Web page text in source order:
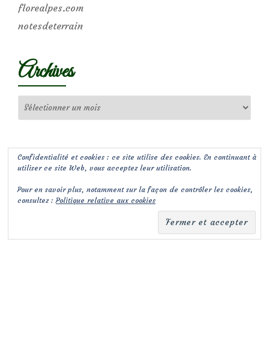
florealpes.com
notesdeterrain
Archives
Confidentialité et cookies : ce site utilise des cookies. En continuant à
utiliser ce site Web, vous acceptez leur utilisation.
Pour en savoir plus, notamment sur la façon de contrôler les cookies,
consultez :Politique relative aux cookies